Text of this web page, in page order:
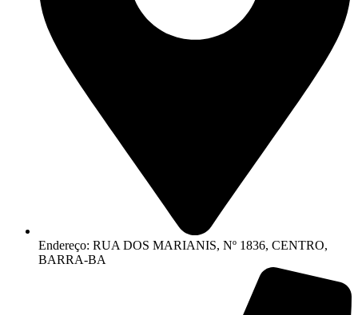
Endereço: RUA DOS MARIANIS, Nº 1836, CENTRO,
BARRA-BA